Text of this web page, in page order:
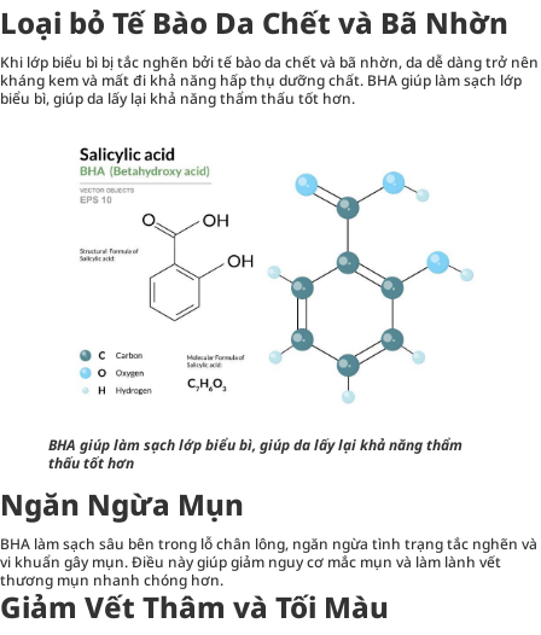
Loại bỏ Tế Bào Da Chết và Bã Nhờn
Khi lớp biểu bì bị tắc nghẽn bởi tế bào da chết và bã nhờn, da dễ dàng trở nên
kháng kem và mất đi khả năng hấp thụ dưỡng chất. BHA giúp làm sạch lớp
biểu bì, giúp da lấy lại khả năng thẩm thấu tốt hơn.
BHA giúp làm sạch lớp biểu bì, giúp da lấy lại khả năng thẩm
thấu tốt hơn
Ngăn Ngừa Mụn
BHA làm sạch sâu bên trong lỗ chân lông, ngăn ngừa tình trạng tắc nghẽn và
vi khuẩn gây mụn. Điều này giúp giảm nguy cơ mắc mụn và làm lành vết
thương mụn nhanh chóng hơn.
Giảm Vết Thâm và Tối Màu